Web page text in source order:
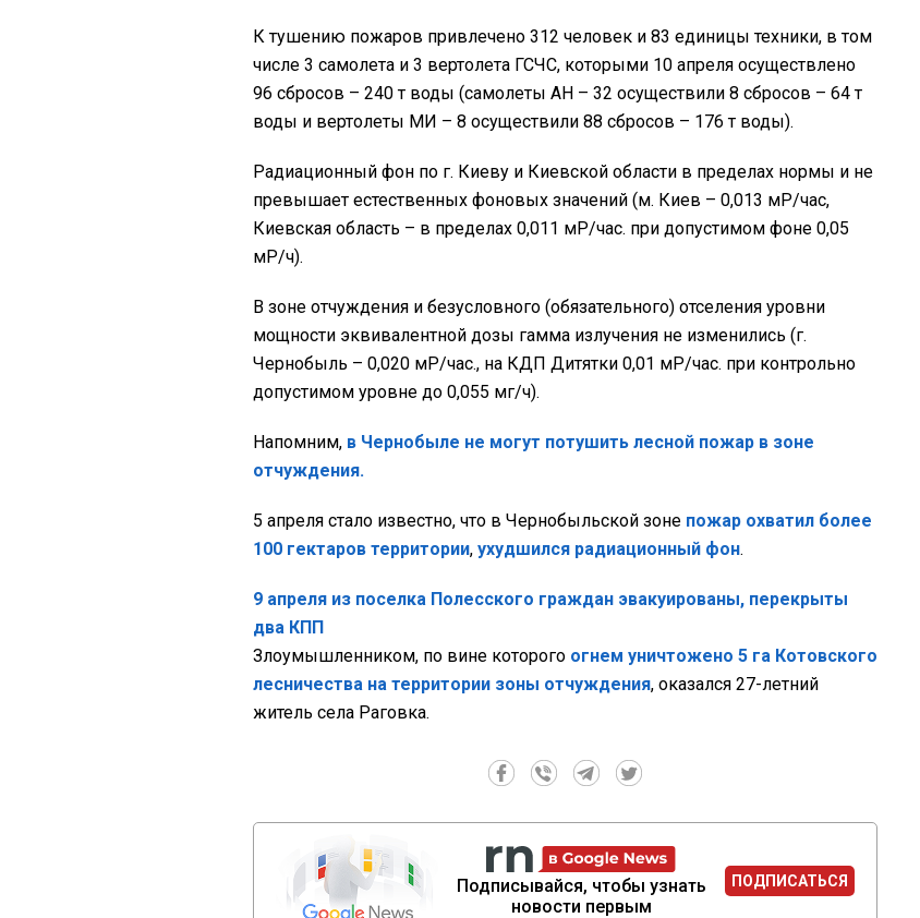
К тушению пожаров привлечено 312 человек и 83 единицы техники, в том
числе 3 самолета и 3 вертолета ГСЧС, которыми 10 апреля осуществлено
96 сбросов – 240 т воды (самолеты АН – 32 осуществили 8 сбросов – 64 т
воды и вертолеты МИ – 8 осуществили 88 сбросов – 176 т воды).
Радиационный фон по г. Киеву и Киевской области в пределах нормы и не
превышает естественных фоновых значений (м. Киев – 0,013 мР/час,
Киевская область – в пределах 0,011 мР/час. при допустимом фоне 0,05
мР/ч).
В зоне отчуждения и безусловного (обязательного) отселения уровни
мощности эквивалентной дозы гамма излучения не изменились (г.
Чернобыль – 0,020 мР/час., на КДП Дитятки 0,01 мР/час. при контрольно
допустимом уровне до 0,055 мг/ч).
Напомним, в Чернобыле не могут потушить лесной пожар в зоне
отчуждения.
5 апреля стало известно, что в Чернобыльской зоне пожар охватил более
100 гектаров территории, ухудшился радиационный фон.
9 апреля из поселка Полесского граждан эвакуированы, перекрыты
два КПП
Злоумышленником, по вине которого огнем уничтожено 5 га Котовского
лесничества на территории зоны отчуждения, оказался 27-летний
житель села Раговка.
Подписывайся, чтобы узнать
новости первым
ПОДПИСАТЬСЯ